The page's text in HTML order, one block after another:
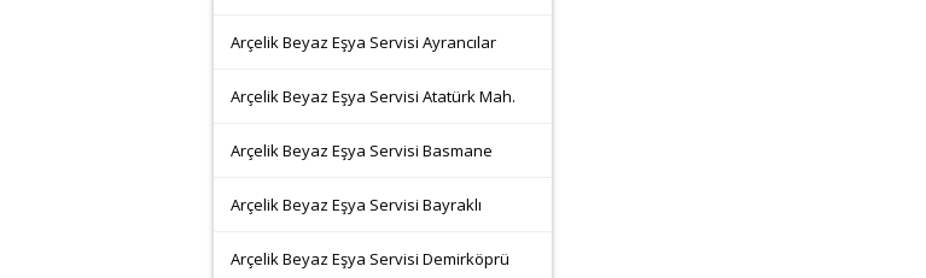
Arçelik Beyaz Eşya Servisi Ayrancılar
Arçelik Beyaz Eşya Servisi Atatürk Mah.
Arçelik Beyaz Eşya Servisi Basmane
Arçelik Beyaz Eşya Servisi Bayraklı
Arçelik Beyaz Eşya Servisi Demirköprü